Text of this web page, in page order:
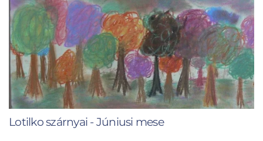
Lotilko szárnyai - Júniusi mese